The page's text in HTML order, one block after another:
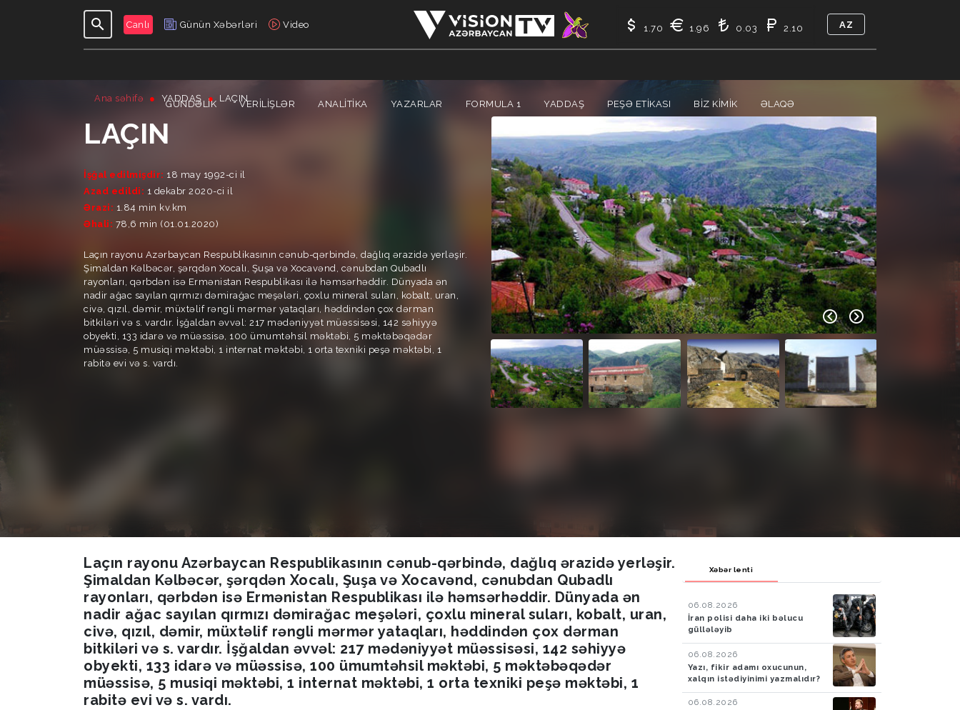
Canlı Günün Xəbərləri Video
GÜNDƏLIK VERILIŞLƏR ANALİTİKA YAZARLAR FORMULA 1 YADDAŞ PEŞƏ ETIKASI BIZ KIMIK ƏLAQƏ
1.70 1.96 0.03 2.10 AZ
Ana səhifə YADDAŞ LAÇIN
LAÇIN
İşğal edilmişdir: 18 may 1992-ci il
Azad edildi: 1 dekabr 2020-ci il
Ərazi: 1.84 min kv.km
Əhali: 78,6 min (01.01.2020)
Laçın rayonu Azərbaycan Respublikasının cənub-qərbində, dağlıq ərazidə yerləşir.
Şimaldan Kəlbəcər, şərqdən Xocalı, Şuşa və Xocavənd, cənubdan Qubadlı
rayonları, qərbdən isə Ermənistan Respublikası ilə həmsərhəddir. Dünyada ən
nadir ağac sayılan qırmızı dəmirağac meşələri, çoxlu mineral suları, kobalt, uran,
civə, qızıl, dəmir, müxtəlif rəngli mərmər yataqları, həddindən çox dərman
bitkiləri və s. vardır. İşğaldan əvvəl: 217 mədəniyyət müəssisəsi, 142 səhiyyə
obyekti, 133 idarə və müəssisə, 100 ümumtəhsil məktəbi, 5 məktəbəqədər
müəssisə, 5 musiqi məktəbi, 1 internat məktəbi, 1 orta texniki peşə məktəbi, 1
rabitə evi və s. vardı.
Laçın rayonu Azərbaycan Respublikasının cənub-qərbində, dağlıq ərazidə yerləşir.
Şimaldan Kəlbəcər, şərqdən Xocalı, Şuşa və Xocavənd, cənubdan Qubadlı
rayonları, qərbdən isə Ermənistan Respublikası ilə həmsərhəddir. Dünyada ən
nadir ağac sayılan qırmızı dəmirağac meşələri, çoxlu mineral suları, kobalt, uran,
civə, qızıl, dəmir, müxtəlif rəngli mərmər yataqları, həddindən çox dərman
bitkiləri və s. vardır. İşğaldan əvvəl: 217 mədəniyyət müəssisəsi, 142 səhiyyə
obyekti, 133 idarə və müəssisə, 100 ümumtəhsil məktəbi, 5 məktəbəqədər
müəssisə, 5 musiqi məktəbi, 1 internat məktəbi, 1 orta texniki peşə məktəbi, 1
rabitə evi və s. vardı.
Xəbər lenti
06.08.2026
İran polisi daha iki bəlucu
güllələyib
06.08.2026
Yazı, fikir adamı oxucunun,
xalqın istədiyinimi yazmalıdır?
06.08.2026